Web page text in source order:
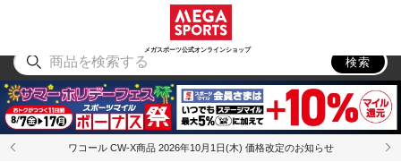
メガスポーツ公式オンラインショップ
アウトドア
検索
ワコール CW-X商品 2026年10月1日(木) 価格改定のお知らせ